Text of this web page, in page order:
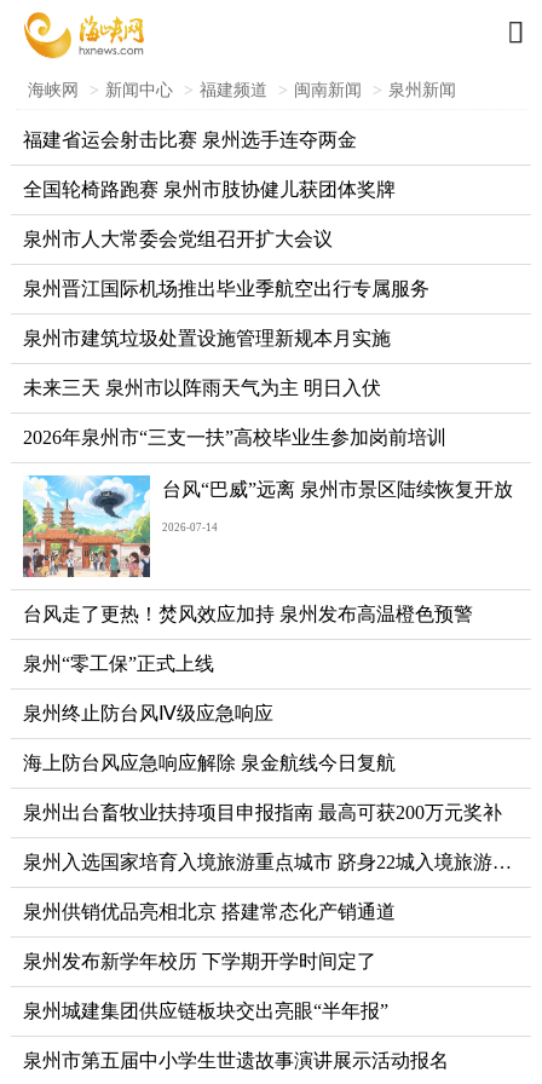

海峡网 > 新闻中心 > 福建频道 > 闽南新闻 > 泉州新闻
福建省运会射击比赛 泉州选手连夺两金
全国轮椅路跑赛 泉州市肢协健儿获团体奖牌
泉州市人大常委会党组召开扩大会议
泉州晋江国际机场推出毕业季航空出行专属服务
泉州市建筑垃圾处置设施管理新规本月实施
未来三天 泉州市以阵雨天气为主 明日入伏
2026年泉州市“三支一扶”高校毕业生参加岗前培训
台风“巴威”远离 泉州市景区陆续恢复开放
2026-07-14
台风走了更热！焚风效应加持 泉州发布高温橙色预警
泉州“零工保”正式上线
泉州终止防台风Ⅳ级应急响应
海上防台风应急响应解除 泉金航线今日复航
泉州出台畜牧业扶持项目申报指南 最高可获200万元奖补
泉州入选国家培育入境旅游重点城市 跻身22城入境旅游主干网络
泉州供销优品亮相北京 搭建常态化产销通道
泉州发布新学年校历 下学期开学时间定了
泉州城建集团供应链板块交出亮眼“半年报”
泉州市第五届中小学生世遗故事演讲展示活动报名